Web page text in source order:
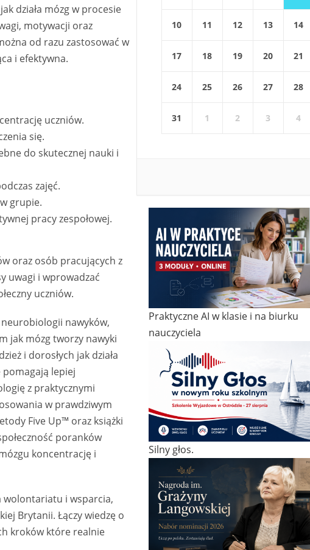
działa mózg w procesie
motywacji oraz
od razu zastosować w
i efektywna.
uczniów.
się.
do skutecznej nauki i
zajęć.
grupie.
pracy zespołowej.
oraz osób pracujących z
uwagi i wprowadzać
uczniów.
nawyków,
jak mózg tworzy nawyki
i dorosłych jak działa
pomagają lepiej
z praktycznymi
w prawdziwym
Five Up™ oraz książki
poranków
koncentrację i
wolontariatu i wsparcia,
Brytanii. Łączy wiedzę o
kroków które realnie
10 11 12 13 14
17 18 19 20 21
24 25 26 27 28
31 1 2 3 4
Praktyczne AI w klasie i na biurku
nauczyciela
Silny głos.